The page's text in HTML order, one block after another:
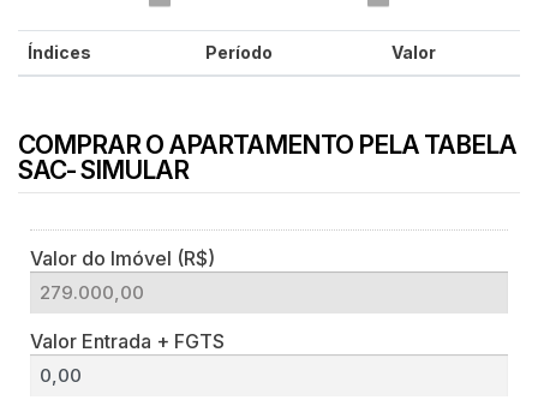
Índices Período Valor
COMPRAR O APARTAMENTO PELA TABELA
SAC- SIMULAR
Valor do Imóvel (R$)
Valor Entrada + FGTS